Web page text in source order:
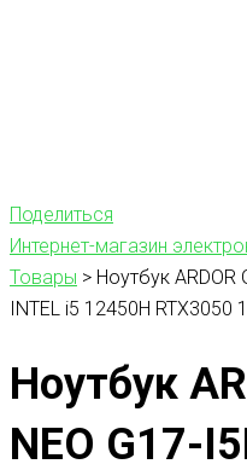
Поделиться
Интернет-магазин
Товары > Ноутбук ARDOR
INTEL i5 12450H RTX3050
Ноутбук
NEO G17-